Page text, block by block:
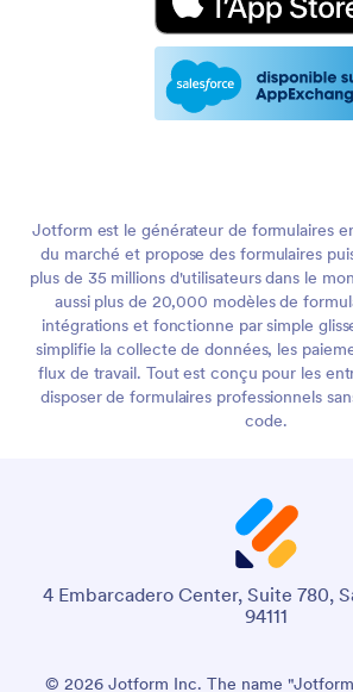
Jotform est le générateur de formulaires
du marché et propose des formulaires
plus de 35 millions d'utilisateurs dans le
aussi plus de 20,000 modèles de
intégrations et fonctionne par simple
simplifie la collecte de données, les
flux de travail. Tout est conçu pour les
disposer de formulaires professionnels
code.
4 Embarcadero Center, Suite 780,
94111
© 2026 Jotform Inc. The name